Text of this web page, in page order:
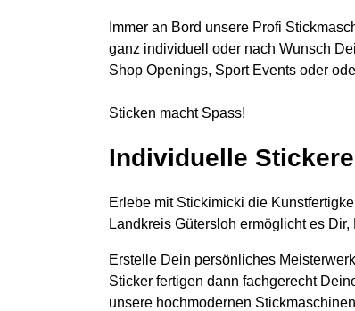
Immer an Bord unsere Profi
ganz individuell oder nach Wunsch
Shop Openings, Sport Events oder
Sticken macht Spass!
Individuelle
Erlebe mit Stickimicki die
Landkreis Gütersloh ermöglicht es
Erstelle Dein persönliches
Sticker fertigen dann fachgerecht
unsere hochmodernen